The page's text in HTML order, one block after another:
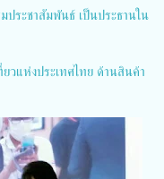
ระชาสัมพันธ์ เป็นประธานใน
วแห่งประเทศไทย ด้านสินค้า